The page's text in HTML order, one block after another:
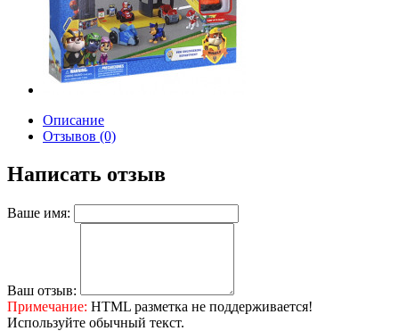
Описание
Отзывов (0)
Написать отзыв
Ваше имя:
Ваш отзыв:
Примечание: HTML разметка не поддерживается!
Используйте обычный текст.